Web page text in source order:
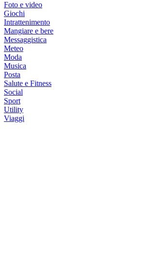
Foto e video
Giochi
Intrattenimento
Mangiare e bere
Messaggistica
Meteo
Moda
Musica
Posta
Salute e Fitness
Social
Sport
Utility
Viaggi